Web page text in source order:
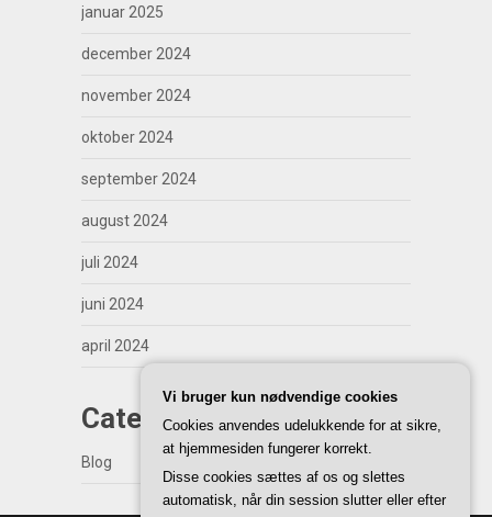
januar 2025
december 2024
november 2024
oktober 2024
september 2024
august 2024
juli 2024
juni 2024
april 2024
Categories
Blog
Vi bruger kun nødvendige cookies
Cookies anvendes udelukkende for at sikre,
at hjemmesiden fungerer korrekt.
Disse cookies sættes af os og slettes
automatisk, når din session slutter eller efter